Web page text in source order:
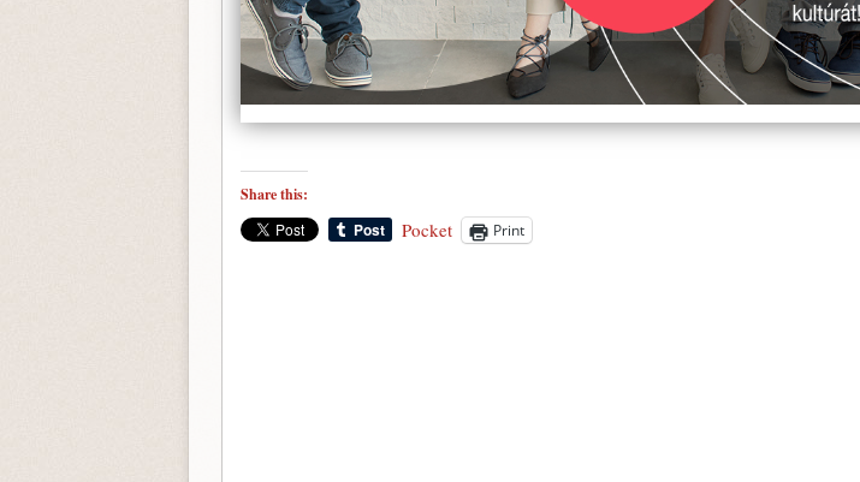
Share this:
Pocket Print